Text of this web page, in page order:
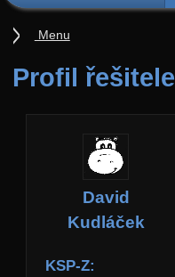
Profil řešitele
David
Kudláček
KSP-Z:
Menu